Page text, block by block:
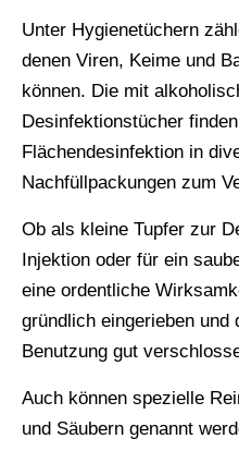
Unter Hygienetüchern
denen Viren, Keime und
können. Die mit
Desinfektionstücher
Flächendesinfektion in
Nachfüllpackungen zum
Ob als kleine Tupfer zur
Injektion oder für ein
eine ordentliche
gründlich eingerieben und
Benutzung gut
Auch können spezielle
und Säubern genannt